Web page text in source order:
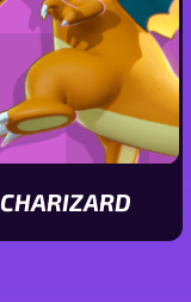
CHARIZARD